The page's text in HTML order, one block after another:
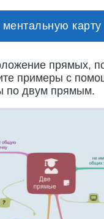
карту
прямых,
примеры с
по двум прямым.